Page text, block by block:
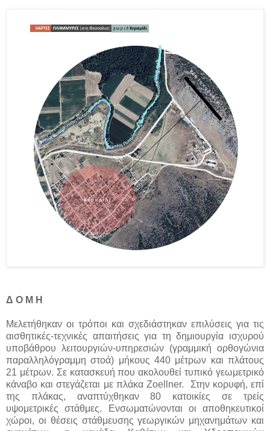
Δ Ο Μ Η
Μελετήθηκαν οι τρόποι και σχεδιάστηκαν επιλύσεις για τις
αισθητικές-τεχνικές απαιτήσεις για τη δημιουργία ισχυρού
υποβάθρου λειτουργιών-υπηρεσιών (γραμμική ορθογώνια
παραλληλόγραμμη στοά) μήκους 440 μέτρων και πλάτους
21 μέτρων. Σε κατασκευή που ακολουθεί τυπικό γεωμετρικό
κάναβο και στεγάζεται με πλάκα Zoellner. Στην κορυφή, επί
της πλάκας, αναπτύχθηκαν 80 κατοικίες σε τρείς
υψομετρικές στάθμες. Ενσωματώνονται οι αποθηκευτικοί
χώροι, οι θέσεις στάθμευσης γεωργικών μηχανημάτων και